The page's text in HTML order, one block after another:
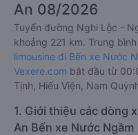
An 08/2026
Tuyến đường Nghi Lộc -
khoảng 221 km. Trung
limousine đi Bến xe Nước
Vexere.com bắt đầu từ
Tịnh, Hiếu Viện, Nam
1. Giới thiệu các dòng
An Bến xe Nước Ngầm